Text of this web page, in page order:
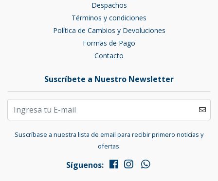
Despachos
Términos y condiciones
Política de Cambios y Devoluciones
Formas de Pago
Contacto
Suscríbete a Nuestro Newsletter
Suscríbase a nuestra lista de email para recibir primero noticias y
ofertas.
Síguenos: